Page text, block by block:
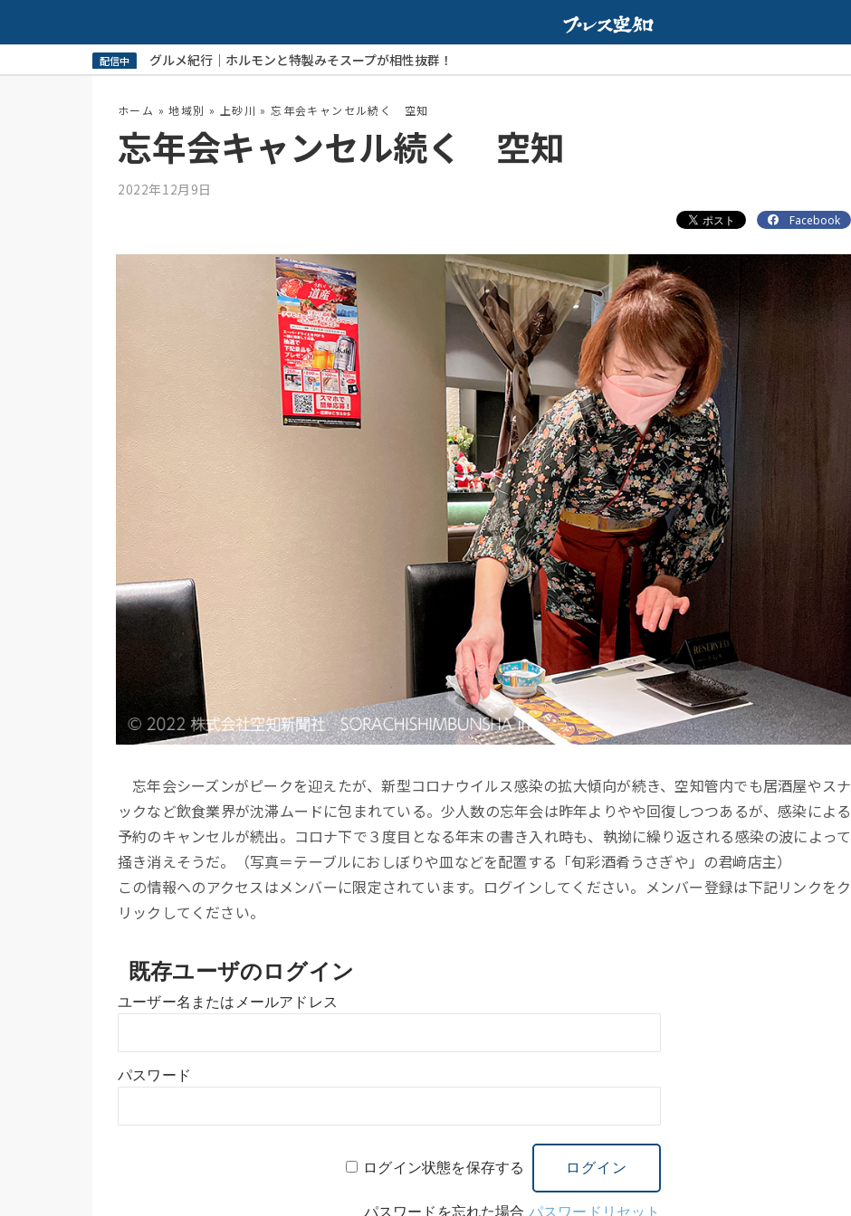
配信中 夏の高校野球開幕！
ホーム »地域別 » 上砂川 »忘年会キャンセル続く 空知
忘年会キャンセル続く 空知
2022年12月9日
Facebook
忘年会シーズンがピークを迎えたが、新型コロナウイルス感染の拡大傾向が続き、空知管内でも居酒屋やスナ
ックなど飲食業界が沈滞ムードに包まれている。少人数の忘年会は昨年よりやや回復しつつあるが、感染による
予約のキャンセルが続出。コロナ下で３度目となる年末の書き入れ時も、執拗に繰り返される感染の波によって
掻き消えそうだ。（写真＝テーブルにおしぼりや皿などを配置する「旬彩酒肴うさぎや」の君﨑店主）
この情報へのアクセスはメンバーに限定されています。ログインしてください。メンバー登録は下記リンクをク
リックしてください。
既存ユーザのログイン
ユーザー名またはメールアドレス
パスワード
ログイン状態を保存する
パスワードを忘れた場合 パスワードリセット